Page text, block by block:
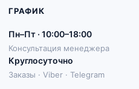
ГРАФИК
Пн–Пт · 10:00–18:00
Консультация менеджера
Круглосуточно
Заказы · Viber · Telegram